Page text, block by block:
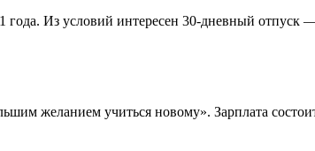
Из условий интересен 30-дневный отпуск
желанием учиться новому». Зарплата